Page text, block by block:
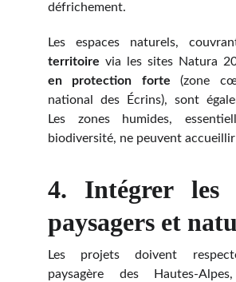
défrichement.
Les espaces naturels,
territoire via les sites Natura
en protection forte (zone
national des Écrins), sont
Les zones humides,
biodiversité, ne peuvent
4. Intégrer les
paysagers et
Les projets doivent
paysagère des Hautes-